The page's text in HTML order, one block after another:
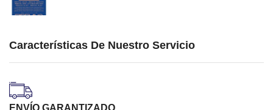
Características De Nuestro Servicio
ENVÍO GARANTIZADO